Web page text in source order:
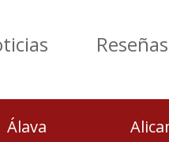
Reseñas
Álava